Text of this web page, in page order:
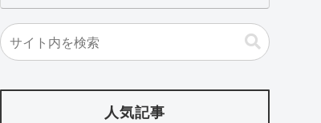
人気記事